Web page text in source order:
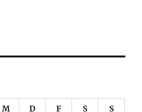
M D F S S